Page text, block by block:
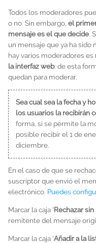
Todos los moderadores
o no. Sin embargo, el
mensaje es el que decide .
un mensaje que ya ha sido
hay varios moderadores es
la interfaz web: de esta
quedan para moderar.
Sea cual sea la fecha y
los usuarios la recibirán
forma, si se permite la
posible recibir el 1 de
diciembre.
En el caso de que se
suscriptor que envió el
electrónico. Puedes
Marcar la caja 'Rechazar
remitente del mensaje
Marcar la caja 'Añadir a la